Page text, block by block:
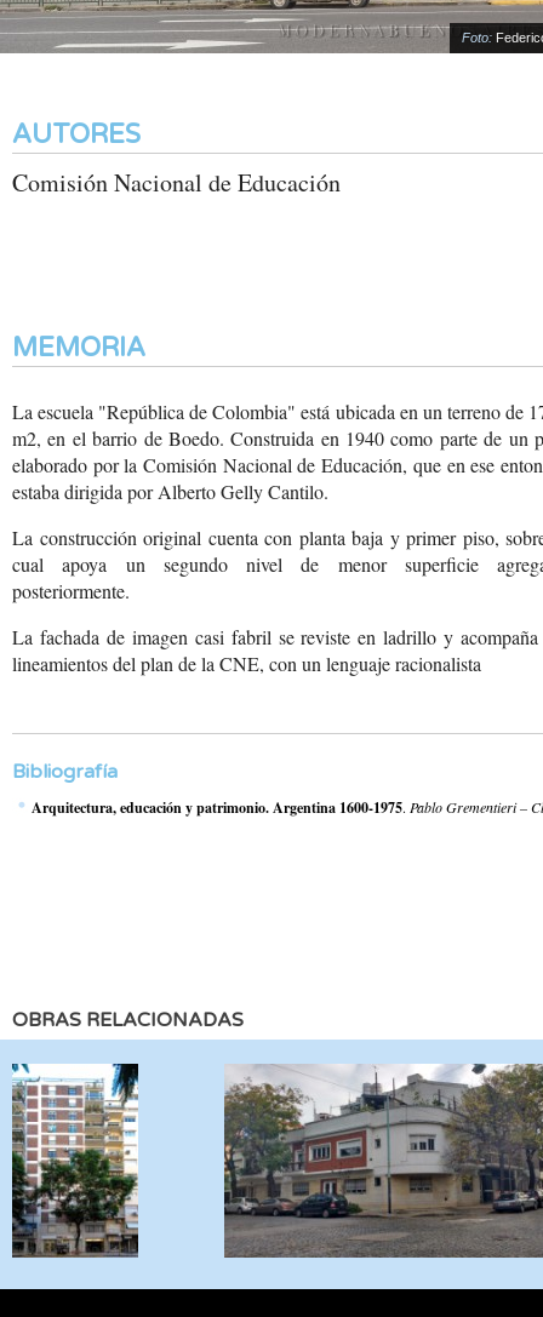
Foto:Federico
AUTORES
Comisión Nacional de Educación
MEMORIA
La escuela "República de Colombia" está ubicada en un terreno de
m2, en el barrio de Boedo. Construida en 1940 como parte de un
elaborado por la Comisión Nacional de Educación, que en ese
estaba dirigida por Alberto Gelly Cantilo.
La construcción original cuenta con planta baja y primer piso,
cual apoya un segundo nivel de menor superficie
posteriormente.
La fachada de imagen casi fabril se reviste en ladrillo y
lineamientosdel plan de la CNE, con un lenguaje racionalista
Bibliografía
Arquitectura, educación y patrimonio. Argentina 1600-1975. Pablo Grementieri –
OBRAS RELACIONADAS